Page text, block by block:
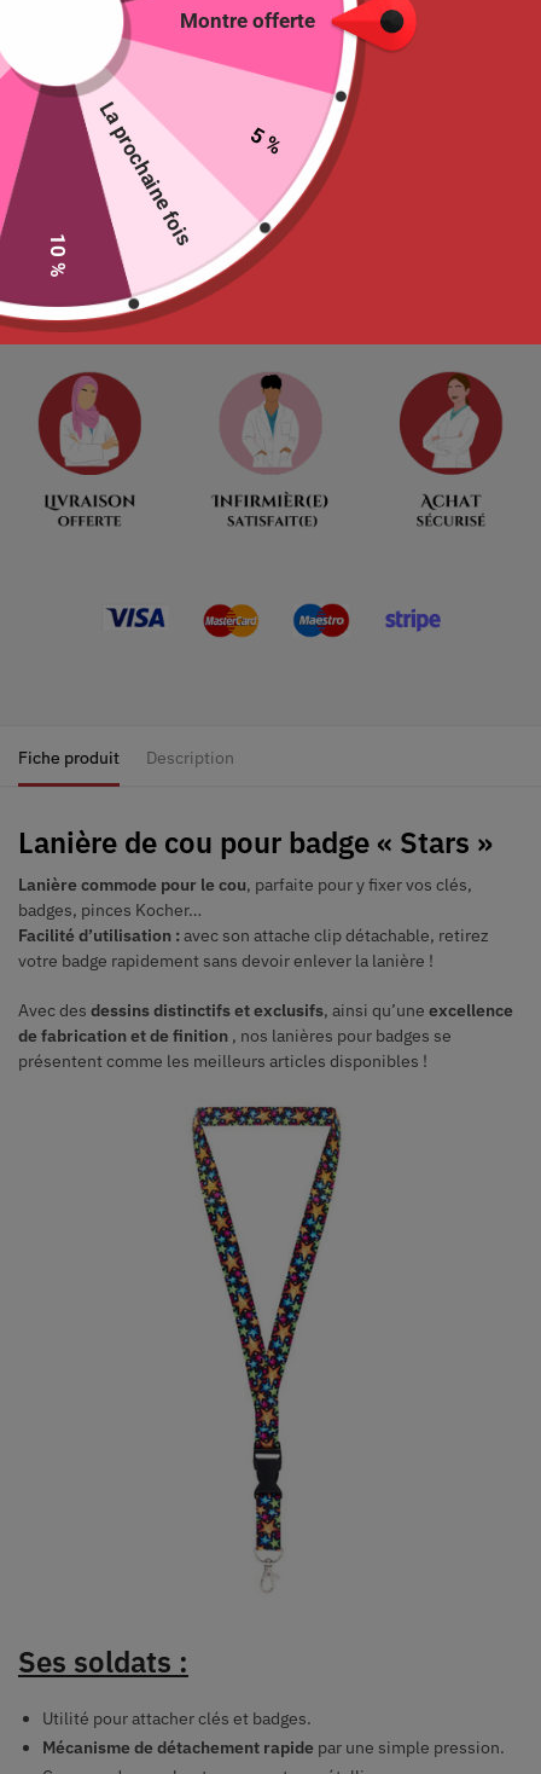
13 en stock
Ajouter au panier
Ne tardez pas
Jour
00 09
Minutes Seconde
Moins de 13 produits restants !
Fiche produit Description
Lanière de cou pour badge « Stars »
Lanière commode pour le cou, parfaite pour y fixer vos clés,
badges, pinces Kocher…
Facilité d’utilisation :avec son attache clip détachable, retirez
votre badge rapidement sans devoir enlever la lanière !
Avec des dessins distinctifs et exclusifs, ainsi qu’une excellence
de fabrication et de finition , nos lanières pour badges se
présentent comme les meilleurs articles disponibles !
Ses soldats :
Utilité pour attacher clés et badges.
Mécanisme de détachement rapide par une simple pression.
Montre offerte
5 %
La prochaine fois
10 %